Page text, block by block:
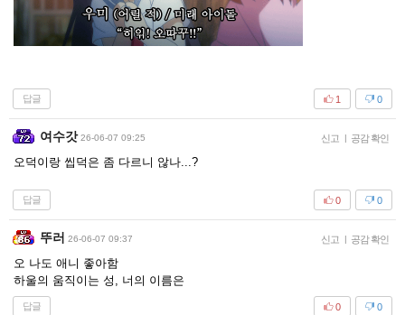
답글 0
1
여수갓 26-06-07 09:25 신고 | 공감 확인
오덕이랑 씹덕은 좀 다르니 않나...?
답글 0
0
뚜러 26-06-07 09:37 신고 | 공감 확인
오 나도 애니 좋아함
하울의 움직이는 성, 너의 이름은
답글 0
0